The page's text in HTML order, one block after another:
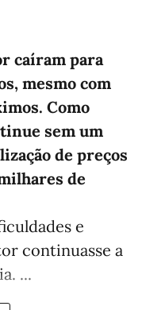
caíram para
mesmo com
Como
sem um
de preços
de
e
continuasse a
...